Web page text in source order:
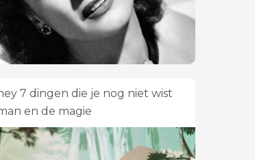
7 dingen die je nog niet wist
en de magie